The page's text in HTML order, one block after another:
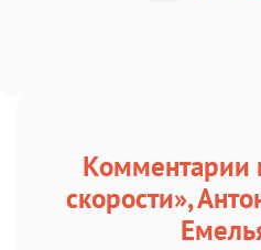
Комментарии
скорости»,